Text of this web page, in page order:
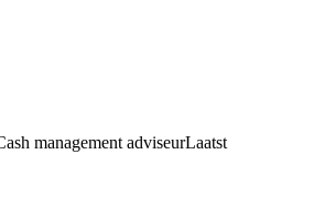
management adviseurLaatst